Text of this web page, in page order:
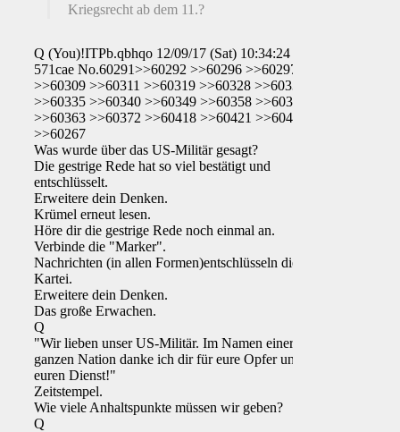
Kriegsrecht ab dem 11.?
Q (You)!ITPb.qbhqo 12/09/17 (Sat) 10:34:24
571cae No.60291>>60292 >>60296 >>60297
>>60309 >>60311 >>60319 >>60328 >>60331
>>60335 >>60340 >>60349 >>60358 >>60359
>>60363 >>60372 >>60418 >>60421 >>60428
>>60267
Was wurde über das US-Militär gesagt?
Die gestrige Rede hat so viel bestätigt und
entschlüsselt.
Erweitere dein Denken.
Krümel erneut lesen.
Höre dir die gestrige Rede noch einmal an.
Verbinde die "Marker".
Nachrichten (in allen Formen)entschlüsseln die
Kartei.
Erweitere dein Denken.
Das große Erwachen.
Q
"Wir lieben unser US-Militär. Im Namen einer
ganzen Nation danke ich dir für eure Opfer und
euren Dienst!"
Zeitstempel.
Wie viele Anhaltspunkte müssen wir geben?
Q